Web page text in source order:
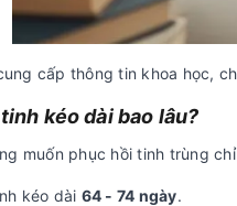
cấp thông tin khoa học,
kéo dài bao lâu?
muốn phục hồi tinh trùng
kéo dài 64 - 74 ngày.